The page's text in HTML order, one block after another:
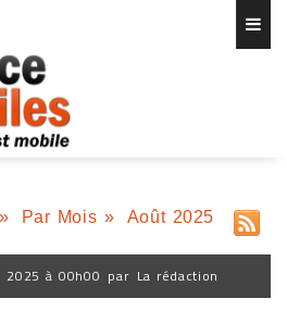
» Par Mois » Août 2025
2025 à 00h00 par La rédaction